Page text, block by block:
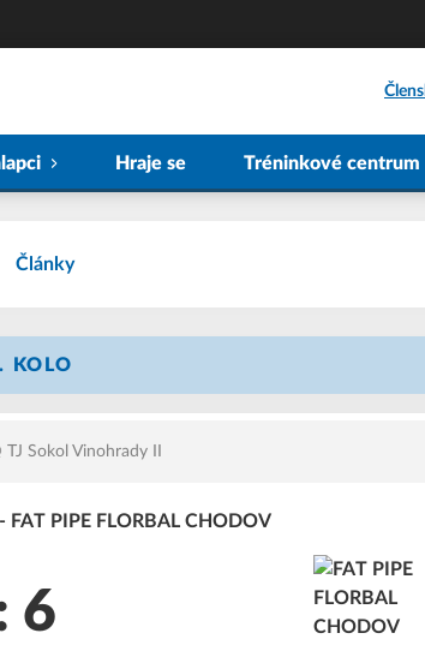
Hraje se Tréninkové centrum
Články
KOLO
TJ Sokol Vinohrady II
PIPE FLORBAL CHODOV
6